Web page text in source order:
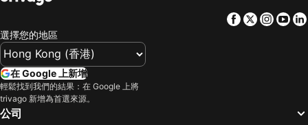
Facebook
Twitter
選擇您的地區
在 Google 上新增
輕鬆找到我們的結果：在 Google 上將
trivago 新增為首選來源。
公司